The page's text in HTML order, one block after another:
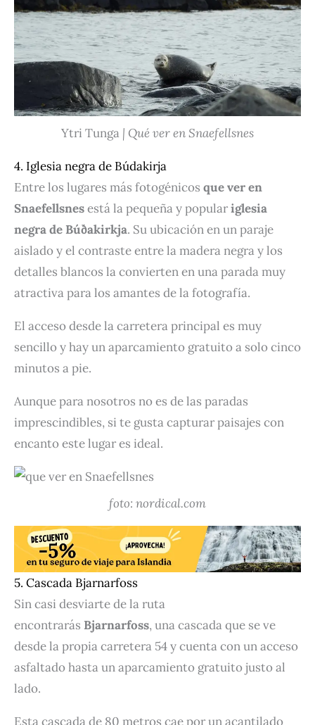
Ytri Tunga | Qué ver en Snaefellsnes
4. Iglesia negra de Búdakirja
Entre los lugares más fotogénicos que ver en
Snaefellsnesestá la pequeña y populariglesia
negra de Búðakirkja. Su ubicación en un paraje
aislado y el contraste entre la madera negra y los
detalles blancos la convierten en una parada muy
atractiva para los amantes de la fotografía.
El acceso desde la carretera principal es muy
sencillo y hay un aparcamiento gratuito a solo cinco
minutos a pie.
Aunque para nosotros no es de las paradas
imprescindibles, si te gusta capturar paisajes con
encanto este lugar es ideal.
foto: nordical.com
5. Cascada Bjarnarfoss
Sin casi desviarte de la ruta
encontrarás Bjarnarfoss, una cascada que se ve
desde la propia carretera 54 y cuenta con un acceso
asfaltado hasta un aparcamiento gratuito justo al
lado.
Esta cascada de 80 metros cae por un acantilado